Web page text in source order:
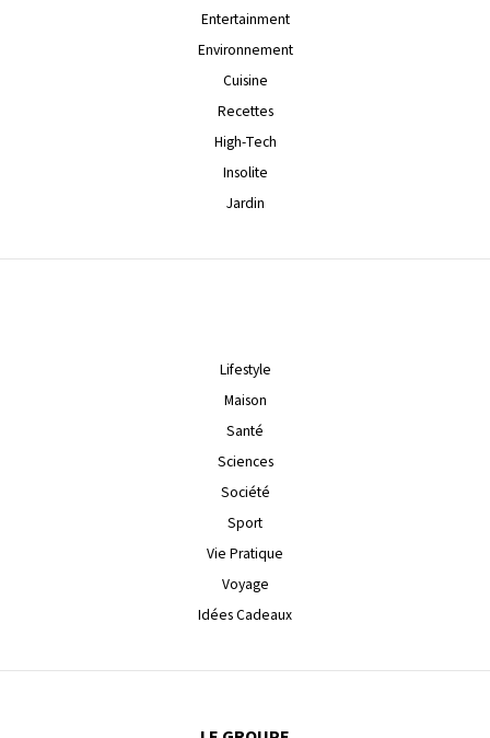
Entertainment
Environnement
Cuisine
Recettes
High-Tech
Insolite
Jardin
Lifestyle
Maison
Santé
Sciences
Société
Sport
Vie Pratique
Voyage
Idées Cadeaux